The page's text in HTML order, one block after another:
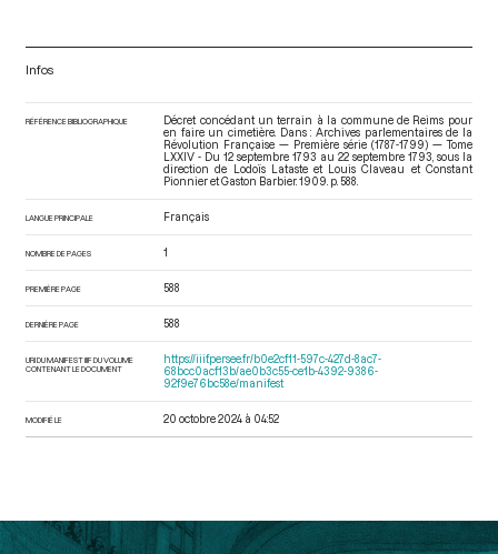
Infos
RÉFÉRENCE BIBLIOGRAPHIQUE
Décret concédant un terrain à la commune de Reims pour
en faire un cimetière. Dans : Archives parlementaires de la
Révolution Française — Première série (1787-1799) — Tome
LXXIV - Du 12 septembre 1793 au 22 septembre 1793 , sous la
direction de Lodoïs Lataste et Louis Claveau et Constant
Pionnier et Gaston Barbier. 1909. p. 588.
LANGUE PRINCIPALE Français
NOMBRE DE PAGES 1
PREMIÈRE PAGE 588
DERNIÈRE PAGE 588
URI DU MANIFEST IIIF DU VOLUME
CONTENANT LE DOCUMENT
https://iiif.persee.fr/b0e2cf11-597c-427d-8ac7-
68bcc0acf13b/ae0b3c55-ce1b-4392-9386-
92f9e76bc58e/manifest
MODIFIÉ LE 20 octobre 2024 à 04:52